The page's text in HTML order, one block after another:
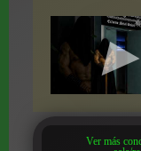
Ver más